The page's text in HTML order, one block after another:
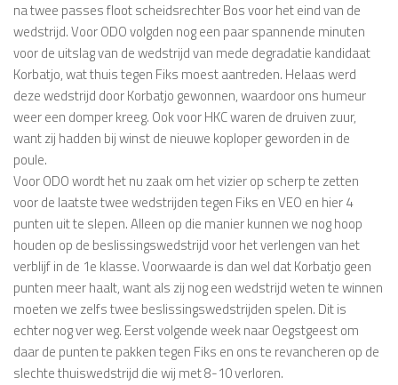
na twee passes floot scheidsrechter Bos voor het eind van de
wedstrijd. Voor ODO volgden nog een paar spannende minuten
voor de uitslag van de wedstrijd van mede degradatie kandidaat
Korbatjo, wat thuis tegen Fiks moest aantreden. Helaas werd
deze wedstrijd door Korbatjo gewonnen, waardoor ons humeur
weer een domper kreeg. Ook voor HKC waren de druiven zuur,
want zij hadden bij winst de nieuwe koploper geworden in de
poule.
Voor ODO wordt het nu zaak om het vizier op scherp te zetten
voor de laatste twee wedstrijden tegen Fiks en VEO en hier 4
punten uit te slepen. Alleen op die manier kunnen we nog hoop
houden op de beslissingswedstrijd voor het verlengen van het
verblijf in de 1e klasse. Voorwaarde is dan wel dat Korbatjo geen
punten meer haalt, want als zij nog een wedstrijd weten te winnen
moeten we zelfs twee beslissingswedstrijden spelen. Dit is
echter nog ver weg. Eerst volgende week naar Oegstgeest om
daar de punten te pakken tegen Fiks en ons te revancheren op de
slechte thuiswedstrijd die wij met 8-10 verloren.